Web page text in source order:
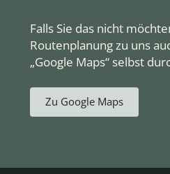
Falls Sie das nicht
Routenplanung zu uns
„Google Maps“ selbst
Zu Google Maps